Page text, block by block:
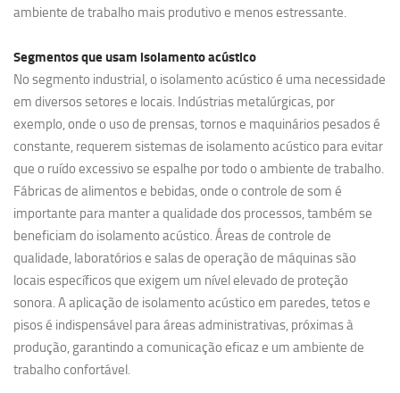
ambiente de trabalho mais produtivo e menos estressante.
Segmentos que usam isolamento acústico
No segmento industrial, o isolamento acústico é uma necessidade
em diversos setores e locais. Indústrias metalúrgicas, por
exemplo, onde o uso de prensas, tornos e maquinários pesados é
constante, requerem sistemas de isolamento acústico para evitar
que o ruído excessivo se espalhe por todo o ambiente de trabalho.
Fábricas de alimentos e bebidas, onde o controle de som é
importante para manter a qualidade dos processos, também se
beneficiam do isolamento acústico. Áreas de controle de
qualidade, laboratórios e salas de operação de máquinas são
locais específicos que exigem um nível elevado de proteção
sonora. A aplicação de isolamento acústico em paredes, tetos e
pisos é indispensável para áreas administrativas, próximas à
produção, garantindo a comunicação eficaz e um ambiente de
trabalho confortável.